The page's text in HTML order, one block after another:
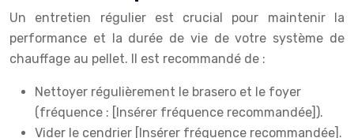
Un entretien régulier est crucial pour maintenir la
performance et la durée de vie de votre système de
chauffage au pellet. Il est recommandé de :
Nettoyer régulièrement le brasero et le foyer
(fréquence : [Insérer fréquence recommandée]).
Vider le cendrier [Insérer fréquence recommandée].